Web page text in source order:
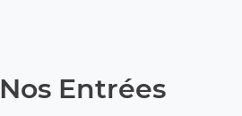
Nos Entrées